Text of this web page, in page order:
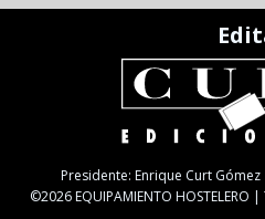
Presidente: Enrique Curt
©2026 EQUIPAMIENTO